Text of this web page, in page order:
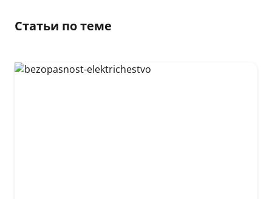
Статьи по теме